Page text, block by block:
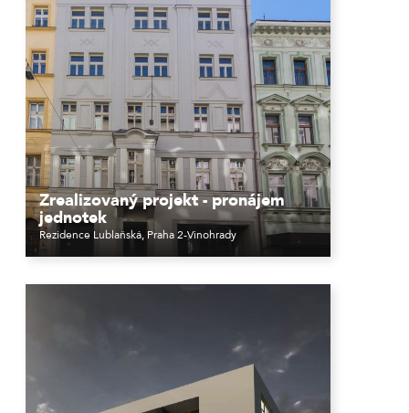
Zrealizovaný projekt - pronájem
jednotek
Rezidence Lublaňská, Praha 2-Vinohrady